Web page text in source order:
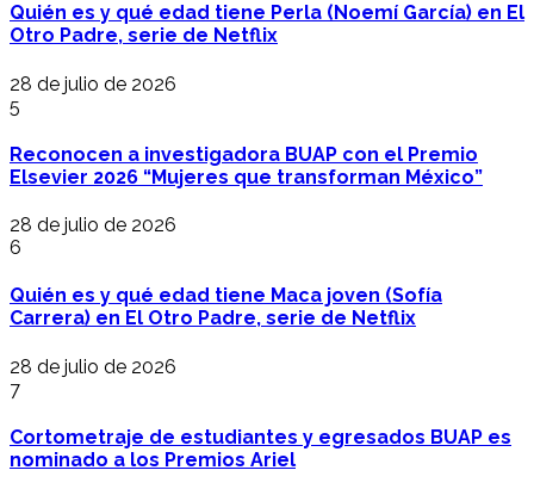
Quién es y qué edad tiene Perla (Noemí García) en El
Otro Padre, serie de Netflix
28 de julio de 2026
5
Reconocen a investigadora BUAP con el Premio
Elsevier 2026 “Mujeres que transforman México”
28 de julio de 2026
6
Quién es y qué edad tiene Maca joven (Sofía
Carrera) en El Otro Padre, serie de Netflix
28 de julio de 2026
7
Cortometraje de estudiantes y egresados BUAP es
nominado a los Premios Ariel